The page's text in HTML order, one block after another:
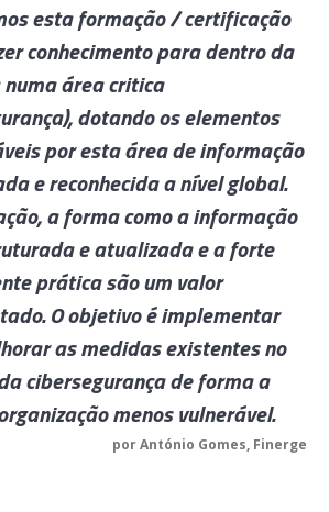
esta formação / certificação
conhecimento para dentro da
área critica
dotando os elementos
por esta área de informação
e reconhecida a nível global.
a forma como a informação
e atualizada e a forte
prática são um valor
O objetivo é implementar
as medidas existentes no
cibersegurança de forma a
menos vulnerável.
por António Gomes, Finerge